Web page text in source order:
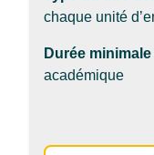
chaque unité
Durée
académique